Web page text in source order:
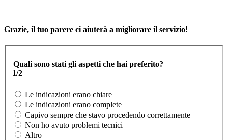
Grazie, il tuo parere ci aiuterà a migliorare il servizio!
Quali sono stati gli aspetti che hai preferito?
1/2
Le indicazioni erano chiare
Le indicazioni erano complete
Capivo sempre che stavo procedendo correttamente
Non ho avuto problemi tecnici
Altro